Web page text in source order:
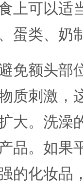
上可以适
蛋类、奶
免额头部
质刺激，
大。洗澡
品。如果
的化妆品